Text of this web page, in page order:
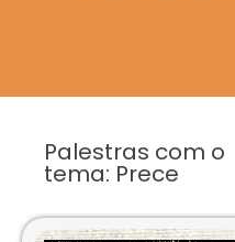
Palestras com o
tema: Prece